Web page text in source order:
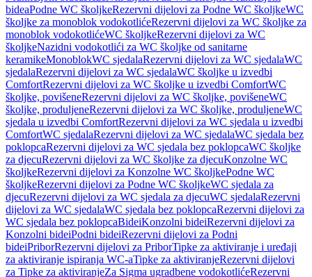
bideaPodne WC školjkeRezervni dijelovi za Podne WC školjkeWC
školjke za monoblok vodokotlićeRezervni dijelovi za WC školjke za
monoblok vodokotlićeWC školjkeRezervni dijelovi za WC
školjkeNazidni vodokotlići za WC školjke od sanitarne
keramikeMonoblokWC sjedalaRezervni dijelovi za WC sjedalaWC
sjedalaRezervni dijelovi za WC sjedalaWC školjke u izvedbi
ComfortRezervni dijelovi za WC školjke u izvedbi ComfortWC
školjke, povišeneRezervni dijelovi za WC školjke, povišeneWC
školjke, produljeneRezervni dijelovi za WC školjke, produljeneWC
sjedala u izvedbi ComfortRezervni dijelovi za WC sjedala u izvedbi
ComfortWC sjedalaRezervni dijelovi za WC sjedalaWC sjedala bez
poklopcaRezervni dijelovi za WC sjedala bez poklopcaWC školjke
za djecuRezervni dijelovi za WC školjke za djecuKonzolne WC
školjkeRezervni dijelovi za Konzolne WC školjkePodne WC
školjkeRezervni dijelovi za Podne WC školjkeWC sjedala za
djecuRezervni dijelovi za WC sjedala za djecuWC sjedalaRezervni
dijelovi za WC sjedalaWC sjedala bez poklopcaRezervni dijelovi za
WC sjedala bez poklopcaBideiKonzolni bideiRezervni dijelovi za
Konzolni bideiPodni bideiRezervni dijelovi za Podni
bideiPriborRezervni dijelovi za PriborTipke za aktiviranje i uređaji
za aktiviranje ispiranja WC-aTipke za aktiviranjeRezervni dijelovi
za Tipke za aktiviranjeZa Sigma ugradbene vodokotlićeRezervni